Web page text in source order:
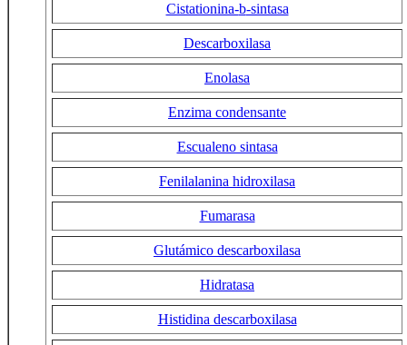
Cistationina-b-sintasa
Descarboxilasa
Enolasa
Enzima condensante
Escualeno sintasa
Fenilalanina hidroxilasa
Fumarasa
Glutámico descarboxilasa
Hidratasa
Histidina descarboxilasa